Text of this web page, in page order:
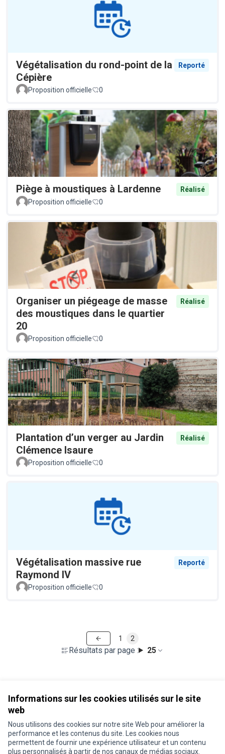
Informations sur les cookies utilisés sur le site
web
Nous utilisons des cookies sur notre site Web pour améliorer la
performance et les contenus du site. Les cookies nous
permettent de fournir une expérience utilisateur et un contenu
plus personnalisés à partir de nos canaux de médias sociaux.
Végétalisation du rond-point de la
Cépière
Reporté
Proposition officielle 0
Piège à moustiques à Lardenne
Réalisé
Proposition officielle
0
Organiser un piégeage de masse
des moustiques dans le quartier
20
Réalisé
Proposition officielle 0
Plantation d’un verger au Jardin
Clémence Isaure
Réalisé
Proposition officielle 0
Végétalisation massive rue
Raymond IV
Reporté
Proposition officielle 0
Résultats par page : 25
1 2
Conditions d'utilisation
Paramètres des cookies
Je participe ! sur X
Je participe ! sur Facebook
Je participe ! sur Instagram